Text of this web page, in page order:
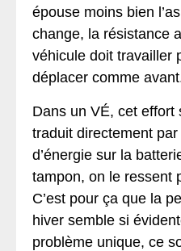
épouse moins bien
change, la résistance
véhicule doit travailler
déplacer comme
Dans un VÉ, cet effort
traduit directement
d’énergie sur la
tampon, on le ressent
C’est pour ça que la
hiver semble si
problème unique, ce